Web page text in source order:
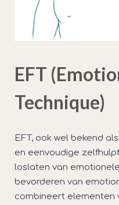
EFT
Technique)
EFT, ook wel bekend
en eenvoudige
loslaten van
bevorderen van
combineert elementen